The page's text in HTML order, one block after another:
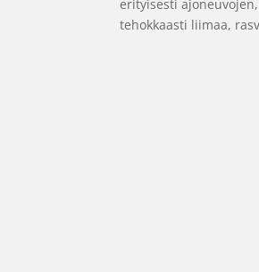
erityisesti
tehokkaasti liimaa,